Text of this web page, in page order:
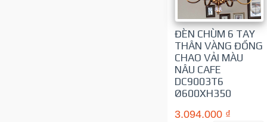
ĐÈN CHÙM 6 TAY
THÂN VÀNG ĐỒNG
CHAO VẢI MÀU
NÂU CAFE
DC9003T6
Ø600XH350
3.094.000 ₫